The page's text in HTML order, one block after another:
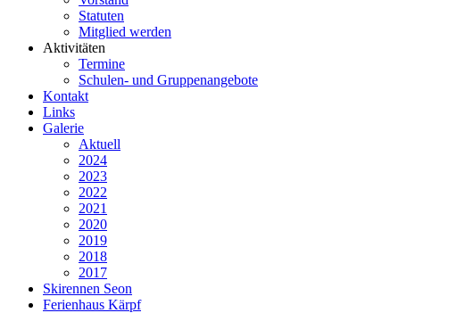
Statuten
Mitglied werden
Aktivitäten
Termine
Schulen- und Gruppenangebote
Kontakt
Links
Galerie
Aktuell
2024
2023
2022
2021
2020
2019
2018
2017
Skirennen Seon
Ferienhaus Kärpf